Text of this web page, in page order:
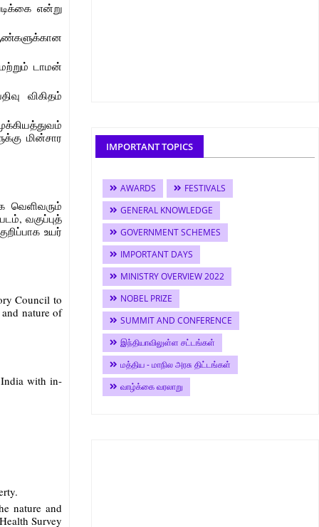
என்று
டாமன்
விகிதம்
மின்சார
வெளிவரும்
வகுப்புத்
உயர்
Council to
nature of
with in-
nature and
Survey
IMPORTANT TOPICS
AWARDS
FESTIVALS
GENERAL KNOWLEDGE
GOVERNMENT SCHEMES
IMPORTANT DAYS
MINISTRY OVERVIEW 2022
NOBEL PRIZE
SUMMIT AND CONFERENCE
இந்தியாவிலுள்ள சட்டங்கள்
மத்திய - மாநில அரசு திட்டங்கள்
வாழ்க்கை வரலாறு